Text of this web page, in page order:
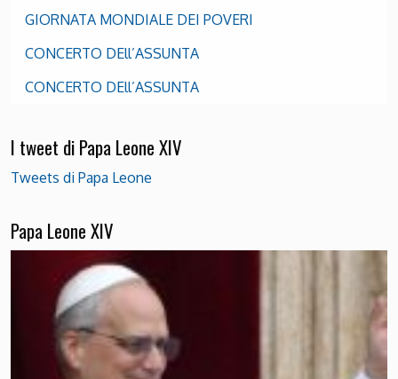
GIORNATA MONDIALE DEI POVERI
CONCERTO DEll’ASSUNTA
CONCERTO DEll’ASSUNTA
I tweet di Papa Leone XIV
Tweets di Papa Leone
Papa Leone XIV